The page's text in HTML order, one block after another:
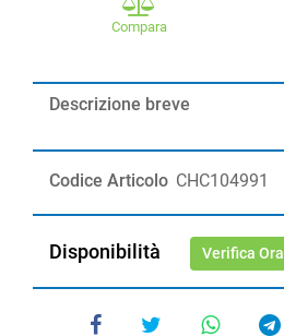
Compara
Descrizione breve
Codice Articolo CHC104991
Disponibilità Verifica Ora